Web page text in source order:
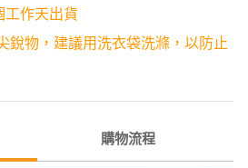
作天出貨
銳物，建議用洗衣袋洗滌，以防止
購物流程